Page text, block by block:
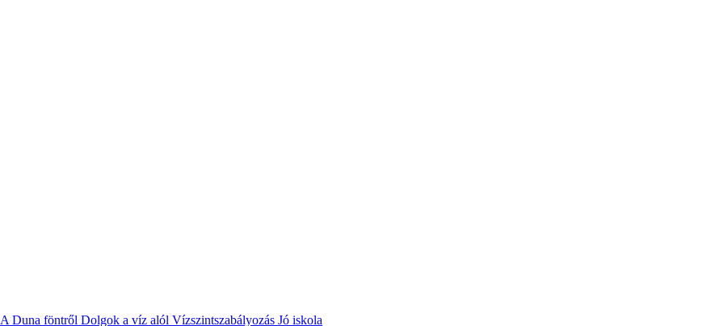
A Duna föntről Dolgok a víz alól Vízszintszabályozás Jó iskola